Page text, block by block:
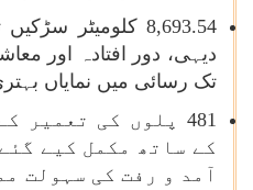
8,693.54 کلومیٹر
دیہی، دور افتادہ اور
تک رسائی میں نمایاں
481 پلوں کی
کے ساتھ مکمل کیے
آمد و رفت کی سہولت